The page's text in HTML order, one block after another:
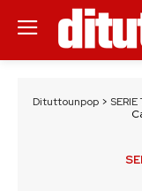
Dituttounpop> SERIE